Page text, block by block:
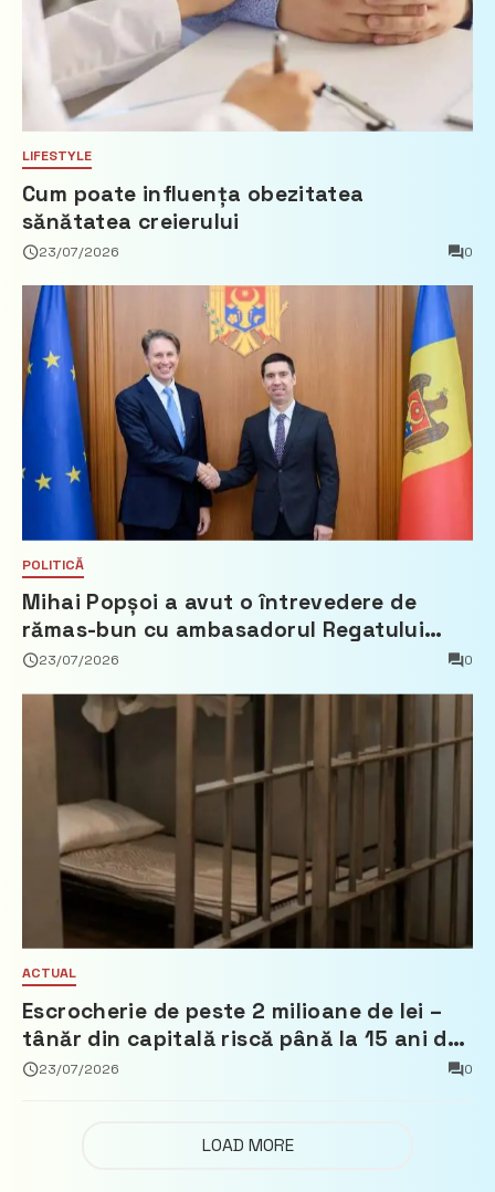
LIFESTYLE
Cum poate influența obezitatea
sănătatea creierului
23/07/2026 0
POLITICĂ
Mihai Popșoi a avut o întrevedere de
rămas-bun cu ambasadorul Regatului
Țărilor de Jos, Fred Duijn
23/07/2026 0
ACTUAL
Escrocherie de peste 2 milioane de lei –
tânăr din capitală riscă până la 15 ani de
închisoare
23/07/2026 0
LOAD MORE